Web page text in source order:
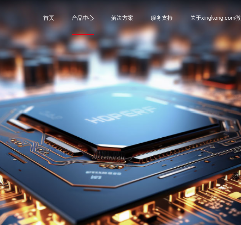
首页 产品中心
Sub-1GHz芯片
发射芯片 接收芯片
收发芯片
SOC接收芯片
SOC发射芯片
SOC收发芯片
编码发射芯片
微能量收集发射芯
Sub-1GHz模块
发射模块 接收模块
收发模块
SOC射频收发模块
大功率收发模块 Sub-1GHz 透传
解决方案
环境监测
汽车电子
智慧四表
智能家居
消费电子
服务支持
在线选型
样品申请
产品资料中心
关于xingkong.com微
xingkong.com微
社会责任
新闻资讯
加入我们